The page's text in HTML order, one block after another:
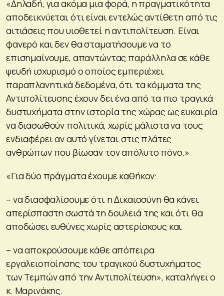
«Δηλαδή, για ακόμα μια φορά, η πραγματικότητα
αποδεικνύεται ότι είναι εντελώς αντίθετη από τις
αιτιάσεις που υιοθετεί η αντιπολίτευση. Είναι
φανερό και δεν θα σταματήσουμε να το
επισημαίνουμε, απαντώντας παράλληλα σε κάθε
ψευδή ισχυρισμό ο οποίος εμπεριέχει
παραπλανητικά δεδομένα, ότι τα κόμματα της
Αντιπολίτευσης έχουν δει ένα από τα πιο τραγικά
δυστυχήματα στην ιστορία της χώρας ως ευκαιρία
να διασωθούν πολιτικά, χωρίς μάλιστα να τους
ενδιαφέρει αν αυτό γίνεται στις πλάτες
ανθρώπων που βίωσαν τον απόλυτο πόνο.»
«Για δύο πράγματα έχουμε καθήκον:
– να διασφαλίσουμε ότι η Δικαιοσύνη θα κάνει
απερίσπαστη σωστά τη δουλειά της και ότι θα
αποδώσει ευθύνες χωρίς αστερίσκους και
– να αποκρούσουμε κάθε απόπειρα
εργαλειοποίησης του τραγικού δυστυχήματος
των Τεμπών από την Αντιπολίτευση», καταλήγει ο
κ. Μαρινάκης.